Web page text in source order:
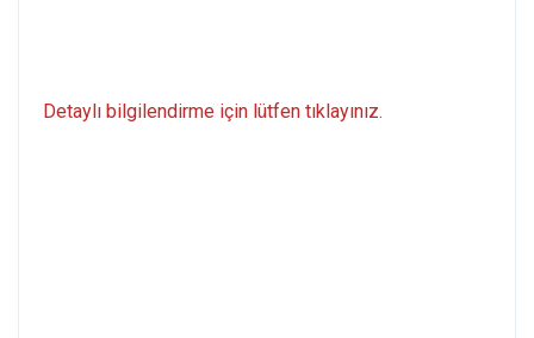
Detaylı bilgilendirme için lütfen tıklayınız.